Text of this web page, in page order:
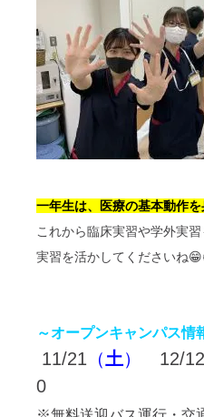
一年生は、医療の基本動作を
これから臨床実習や学外実
実習を活かしてくださいね
～オープンキャンパス情
11/21 （土） 12/12
0